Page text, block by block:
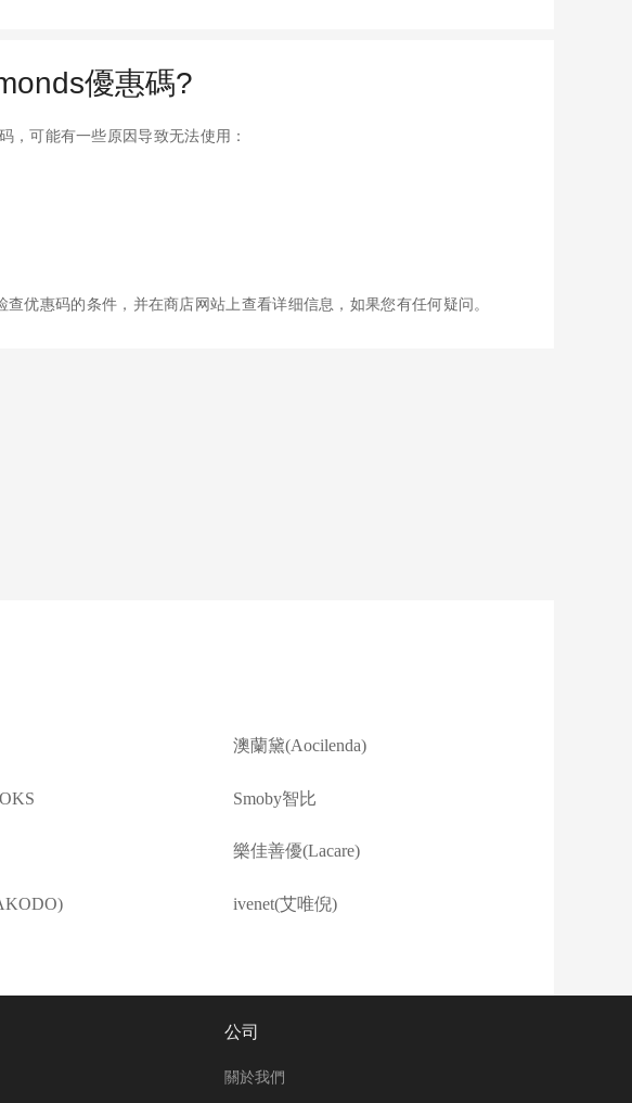
優惠碼?
，可能有一些原因导致无法使用：
优惠码的条件，并在商店网站上查看详细信息，如果您有任何疑问。
澳蘭黛(Aocilenda)
Smoby智比
樂佳善優(Lacare)
ivenet(艾唯倪)
公司
關於我們